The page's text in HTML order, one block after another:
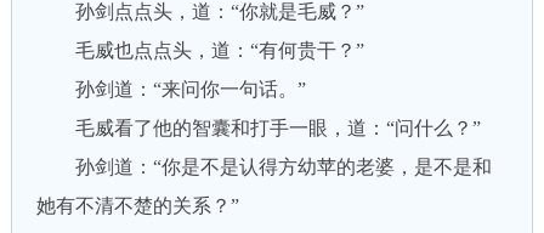
孙剑点点头，道：“你就是毛威？”
毛威也点点头，道：“有何贵干？”
孙剑道：“来问你一句话。”
毛威看了他的智囊和打手一眼，道：“问什么？”
孙剑道：“你是不是认得方幼苹的老婆，是不是和
她有不清不楚的关系？”